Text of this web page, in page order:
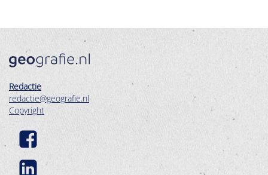
Redactie
redactie@geografie.nl
Copyright